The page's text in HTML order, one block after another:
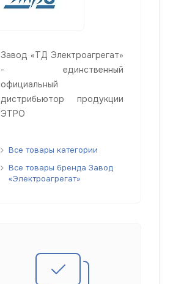
Завод «ТД Электроагрегат»
- единственный
официальный
дистрибьютор продукции
ЭТРО
Все товары категории
Все товары бренда Завод
«Электроагрегат»